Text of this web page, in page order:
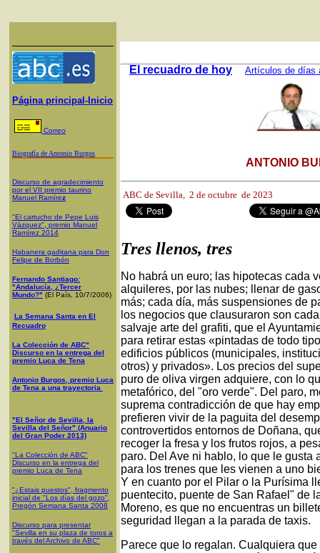
Página principal-Inicio
Correo
Biografía de Antonio Burgos
Discurso de agradecimiento
por el VII premio taurino
Manuel Ramírez
"El cartucho de Pepe Luis
Vázquez", premio Manuel
Ramírez 2014
Habanera gaditana para Don
Felipe de Borbón
Fernando Santiago:
"Andalucía, ¿Tercer
Mundo?" (El País, 10/7/2006)
La Semana Santa en El
Recuadro
La Colección de ABC"
Discurso en la entrega del
premio Luca de Tena
Antonio Burgos, premio Luca
de Tena a una trayectoria
"El Señor de Sevilla, la
Sevilla del Señor" (Anuario
del Gran Poder 2013)
"La Colección de ABC"
Discurso en la entrega del
premio Luca de Tena
"¿Estais puestos", fragmento
inicial de "Los días del gozo",
Pregón Semana Santa 2008
Discurso para presentar
"Sevilla en su plaza de toros a
través del Archivo de ABC"
El recuadro de hoy Artículos de días
ANTONIO
ABC de Sevilla, 2 de octubre de 2023
Tres llenos, tres
No habrá un euro; las hipotecas cada
alquileres, por las nubes; llenar de
más; cada día, más suspensiones de
los negocios que clausuraron son
salvaje arte del grafiti, que el
para retirar estas «pintadas de todo
edificios públicos (municipales,
otros) y privados». Los precios del
puro de oliva virgen adquiere, con lo
metafórico, del "oro verde". Del paro,
suprema contradicción de que hay
prefieren vivir de la paguita del
controvertidos entornos de Doñana,
recoger la fresa y los frutos rojos, a
paro. Del Ave ni hablo, lo que le gusta
para los trenes que les vienen a uno
Y en cuanto por el Pilar o la Purísima
puentecito, puente de San Rafael" de
Moreno, es que no encuentras un
seguridad llegan a la parada de taxis.
Parece que lo regalan. Cualquiera